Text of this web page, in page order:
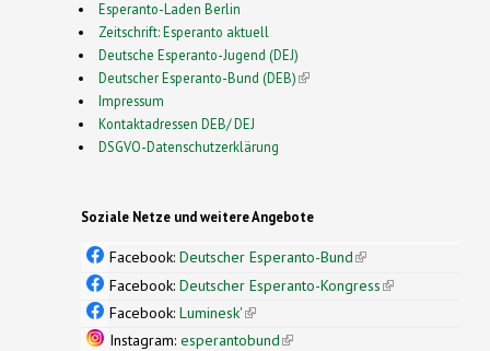
Esperanto-Laden Berlin
Zeitschrift: Esperanto aktuell
Deutsche Esperanto-Jugend (DEJ)
Deutscher Esperanto-Bund (DEB)(link is external)
Impressum
Kontaktadressen DEB/ DEJ
DSGVO-Datenschutzerklärung
Soziale Netze und weitere Angebote
Facebook: Deutscher Esperanto-Bund(link is
external)
Facebook: Deutscher Esperanto-Kongress(link is
Facebook: Luminesk'(link is external)
Instagram: esperantobund(link is external)